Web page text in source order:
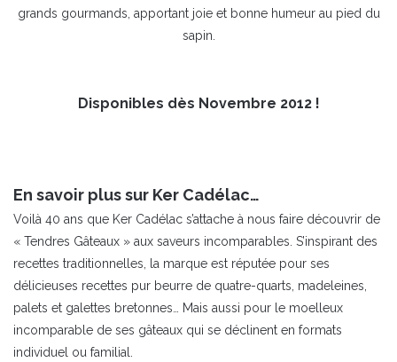
grands gourmands, apportant joie et bonne humeur au pied du
sapin.
Disponibles dès Novembre 2012 !
En savoir plus sur Ker Cadélac…
Voilà 40 ans que Ker Cadélac s’attache à nous faire découvrir de
« Tendres Gâteaux » aux saveurs incomparables. S’inspirant des
recettes traditionnelles, la marque est réputée pour ses
délicieuses recettes pur beurre de quatre-quarts, madeleines,
palets et galettes bretonnes… Mais aussi pour le moelleux
incomparable de ses gâteaux qui se déclinent en formats
individuel ou familial.